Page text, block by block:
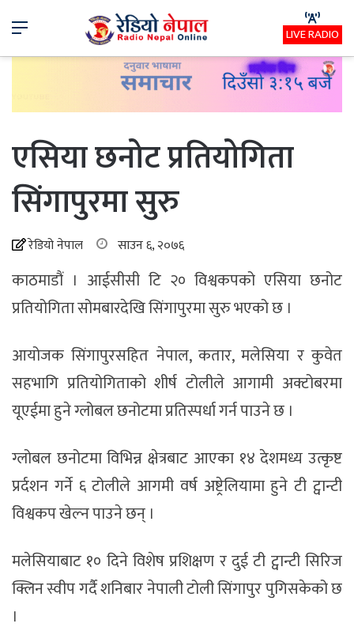
Menu LIVE RADIO
एसिया छनोट प्रतियोगिता
सिंगापुरमा सुरु
रेडियो नेपाल साउन ६, २०७६
काठमाडौं । आईसीसी टि २० विश्वकपको एसिया छनोट
प्रतियोगिता सोमबारदेखि सिंगापुरमा सुरु भएको छ ।
आयोजक सिंगापुरसहित नेपाल, कतार, मलेसिया र कुवेत
सहभागि प्रतियोगिताको शीर्ष टोलीले आगामी अक्टोबरमा
यूएईमा हुने ग्लोबल छनोटमा प्रतिस्पर्धा गर्न पाउने छ ।
ग्लोबल छनोटमा विभिन्न क्षेत्रबाट आएका १४ देशमध्य उत्कृष्ट
प्रर्दशन गर्ने ६ टोलीले आगमी वर्ष अष्ट्रेलियामा हुने टी ट्वान्टी
विश्वकप खेल्न पाउने छन् ।
मलेसियाबाट १० दिने विशेष प्रशिक्षण र दुई टी ट्वान्टी सिरिज
क्लिन स्वीप गर्दै शनिबार नेपाली टोली सिंगापुर पुगिसकेको छ
।